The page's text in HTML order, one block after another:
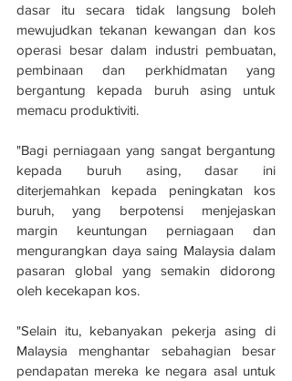
dasar itu secara tidak langsung boleh
mewujudkan tekanan kewangan dan kos
operasi besar dalam industri pembuatan,
pembinaan dan perkhidmatan yang
bergantung kepada buruh asing untuk
memacu produktiviti.
"Bagi perniagaan yang sangat bergantung
kepada buruh asing, dasar ini
diterjemahkan kepada peningkatan kos
buruh, yang berpotensi menjejaskan
margin keuntungan perniagaan dan
mengurangkan daya saing Malaysia dalam
pasaran global yang semakin didorong
oleh kecekapan kos.
"Selain itu, kebanyakan pekerja asing di
Malaysia menghantar sebahagian besar
pendapatan mereka ke negara asal untuk